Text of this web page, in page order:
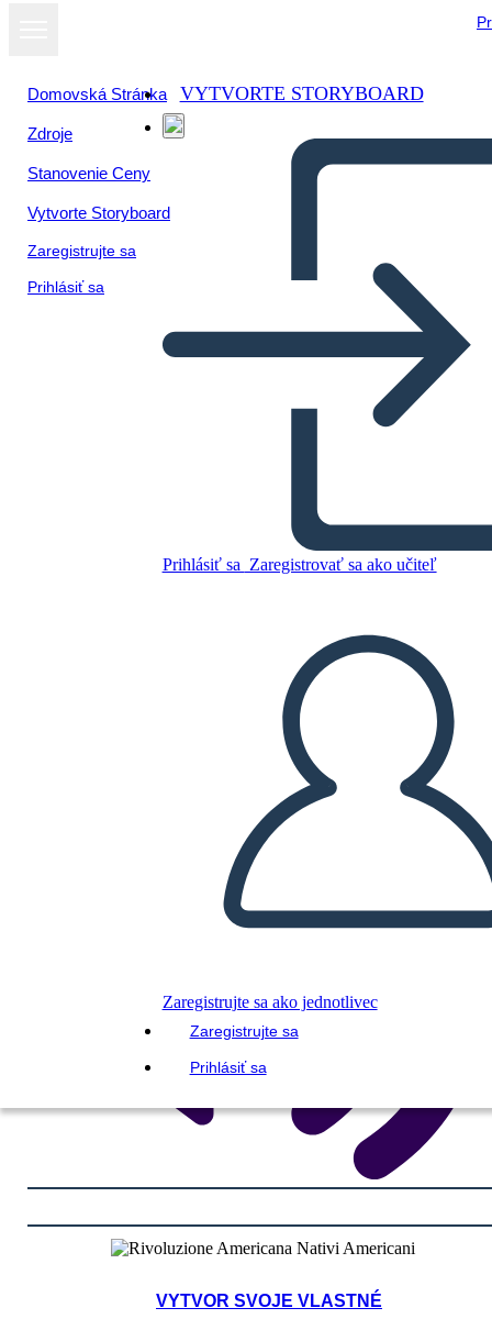
Domovská Stránka
Zdroje
Stanovenie Ceny
Vytvorte Storyboard
Zaregistrujte sa
Prihlásiť sa
VYTVORTE STORYBOARD
Prihlásiť sa Zaregistrovať sa ako učiteľ
Zaregistrujte sa ako jednotlivec
Zaregistrujte sa
Prihlásiť sa
Nativi Americani
VYTVORIŤ STORYBOARD
PREHRAŤ PREZENTÁCIU
ČÍTAJ MI
VYTVOR SVOJE VLASTNÉ